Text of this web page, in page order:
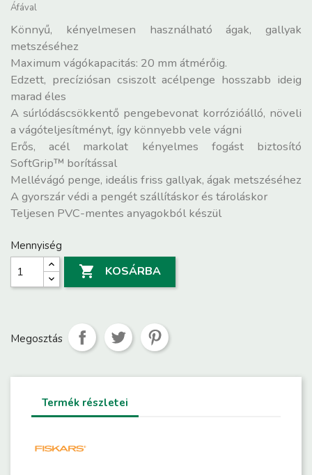
Áfával
Könnyű, kényelmesen használható ágak, gallyak
metszéséhez
Maximum vágókapacitás: 20 mm átmérőig.
Edzett, precíziósan csiszolt acélpenge hosszabb ideig
marad éles
A súrlódáscsökkentő pengebevonat korrózióálló, növeli
a vágóteljesítményt, így könnyebb vele vágni
Erős, acél markolat kényelmes fogást biztosító
SoftGrip™ borítással
Mellévágó penge, ideális friss gallyak, ágak metszéséhez
A gyorszár védi a pengét szállításkor és tároláskor
Teljesen PVC-mentes anyagokból készül
Mennyiség
 KOSÁRBA
Megosztás
Termék részletei